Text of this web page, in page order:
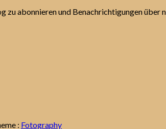
zu abonnieren und Benachrichtigungen über
: Fotography